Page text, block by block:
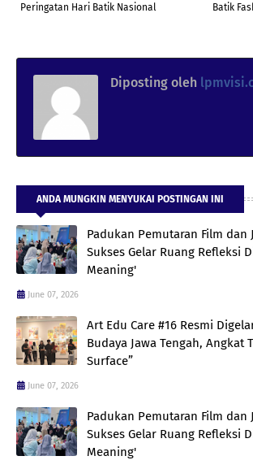
Batik
Peringatan Hari Batik Nasional
Diposting oleh
ANDA MUNGKIN MENYUKAI POSTINGAN INI
Padukan Pemutaran Film dan
Sukses Gelar Ruang Refleksi
Meaning'
June 07, 2026
Art Edu Care #16 Resmi
Budaya Jawa Tengah, Angkat
Surface”
June 07, 2026
Padukan Pemutaran Film dan
Sukses Gelar Ruang Refleksi
Meaning'